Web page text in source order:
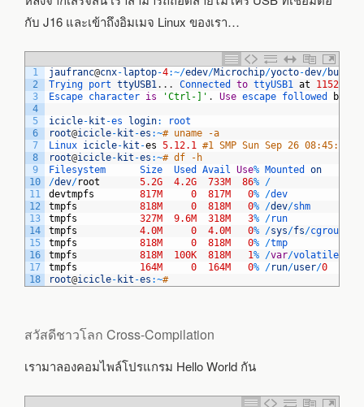
กับ J16 และเข้าถึงอิมเมจ Linux ของเรา…
1
2
3
4
5
6
7
8
9
10
11
12
13
14
15
16
17
18
jaufranc@cnx-laptop-4:~/edev/Microchip/yocto-dev/build
Trying port ttyUSB1 . . . Connected to ttyUSB1 at 115200
Escape character is 'Ctrl-]' . Use escape followed by
icicle- kit -es login:
root
root@icicle- kit -es :~# uname -a
Linux icicle- kit -es 5.12.1
#1 SMP Sun Sep 26 08:45:19
root@icicle- kit -es :~# df -h
Filesystem Size Used Avail Use% Mounted on
/dev/root 5.2G 4.2G 733M 86% /
devtmpfs
817M 0 817M 0% /dev
tmpfs
818M 0 818M 0% /dev/shm
tmpfs
327M 9.6M 318M 3% /run
tmpfs
4.0M 0 4.0M 0% /sys/fs/cgroup
tmpfs
818M 0 818M 0% /tmp
tmpfs
818M 100K 818M 1% /var/volatile
tmpfs
164M 0 164M 0% /run/user/0
root@icicle- kit -es :~#
สวัสดีชาวโลก Cross-Compilation
เรามาลองคอมไพล์โปรแกรม Hello World กัน